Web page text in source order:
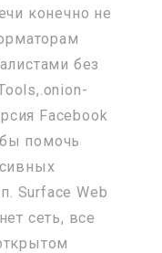
конечно не
без
Facebook
помочь
Surface Web
сеть, все